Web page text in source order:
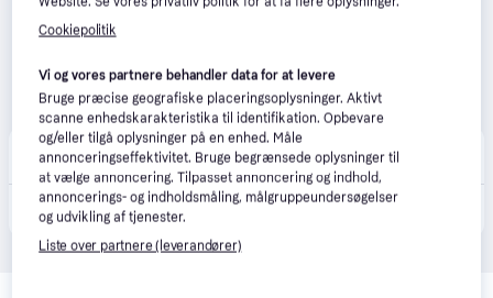
MaxiPro
39 kr. fragt,2-4 dage
Cookiepolitik
Vi og vores partnere behandler data for at levere
Bruge præcise geografiske placeringsoplysninger. Aktivt
scanne enhedskarakteristika til identifikation. Opbevare
og/eller tilgå oplysninger på en enhed. Måle
annonceringseffektivitet. Bruge begrænsede oplysninger til
at vælge annoncering. Tilpasset annoncering og indhold,
annoncerings- og indholdsmåling, målgruppeundersøgelser
og udvikling af tjenester.
Liste over partnere (leverandører)